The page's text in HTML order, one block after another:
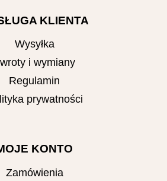
KLIENTA
Wysyłka
i wymiany
Regulamin
prywatności
KONTO
Zamówienia